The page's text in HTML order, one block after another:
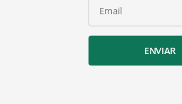
Email
ENVIAR